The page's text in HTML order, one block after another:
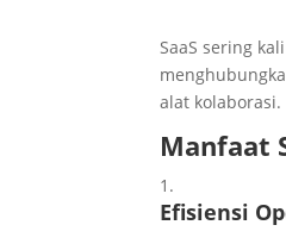
SaaS sering
alat
Manfaat
Efisiensi